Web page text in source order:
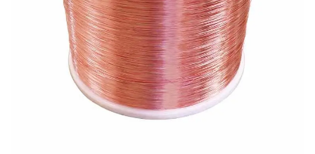
CCA-kabels bereiken ongeveer 92 tot 97 procent
van de IACS-geleidbaarheid omdat ze
gebruikmaken van een fenomeen dat bekend
staat als het skineffect. Kort gezegd blijft
elektriciteit bij frequenties boven 1 MHz
voornamelijk aan de buitenlagen van geleiders
hechten in plaats van door het gehele materiaal te